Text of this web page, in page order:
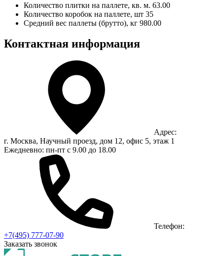
Количество плитки на паллете, кв. м. 63.00
Количество коробок на паллете, шт 35
Средний вес паллеты (брутто), кг 980.00
Контактная информация
Адрес:
г. Москва, Научный проезд, дом 12, офис 5, этаж 1
Ежедневно: пн-пт с 9.00 до 18.00
Телефон:
+7(495) 777-07-90
Заказать звонок